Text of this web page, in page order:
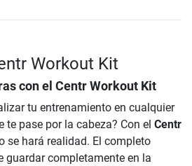
Workout Kit
con el Centr Workout Kit
tu entrenamiento en cualquier
te pase por la cabeza? Con el Centr
se hará realidad. El completo
guardar completamente en la